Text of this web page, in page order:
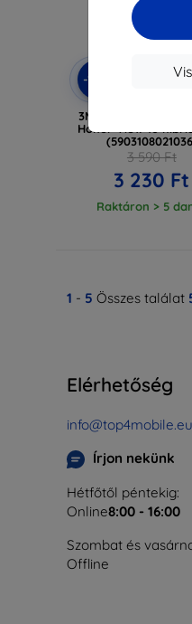
-10%
3MK FlexibleGlass
Honor View 10
3 590 Ft
3 230 Ft
Raktáron > 5
1 - 5 Összes találat
Elérhetőség
info@top4mobile.eu
Írjon nekünk
Hétfőtől péntekig:
Online8:00 - 16:00
Szombat és
Offline